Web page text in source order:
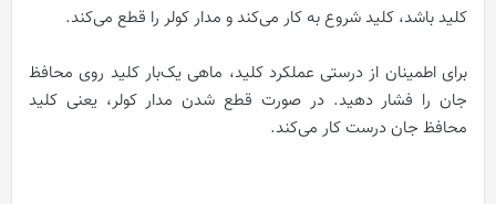
کلید باشد، کلید شروع به کار می‌کند و مدار کولر را قطع می‌کند.
برای اطمینان از درستی عملکرد کلید، ماهی یک‌بار کلید روی محافظ
جان را فشار دهید. در صورت قطع شدن مدار کولر، یعنی کلید
محافظ جان درست کار می‌کند.